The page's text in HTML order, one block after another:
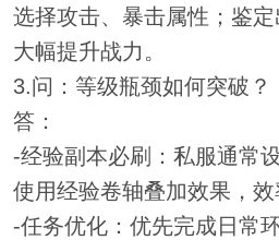
选择攻击、暴击属性；鉴
大幅提升战力。
3.问：等级瓶颈如何突破？
答：
-经验副本必刷：私服通常
使用经验卷轴叠加效果，效
-任务优化：优先完成日常